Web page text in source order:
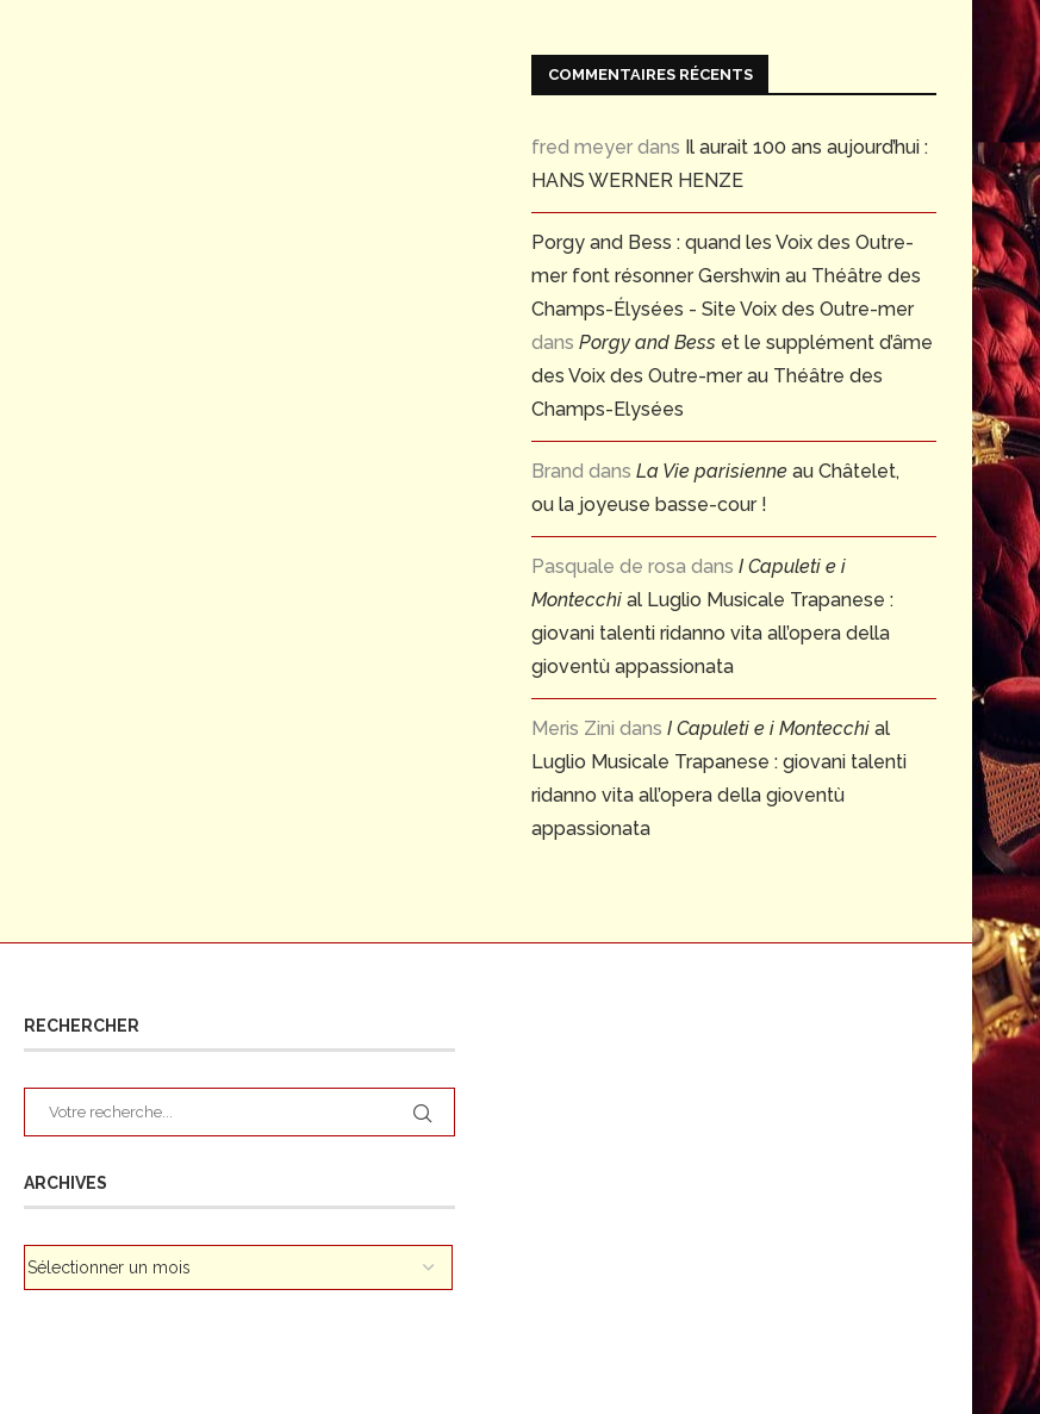
COMMENTAIRES RÉCENTS
fred meyer dans Il aurait 100 ans aujourd’hui :
HANS WERNER HENZE
Porgy and Bess : quand les Voix des Outre-
mer font résonner Gershwin au Théâtre des
Champs-Élysées - Site Voix des Outre-mer
dans Porgy and Bess et le supplément d’âme
des Voix des Outre-mer au Théâtre des
Champs-Elysées
Brand dans La Vie parisienne au Châtelet,
ou la joyeuse basse-cour !
Pasquale de rosa dans I Capuleti e i
Montecchi al Luglio Musicale Trapanese :
giovani talenti ridanno vita all’opera della
gioventù appassionata
Meris Zini dans I Capuleti e i Montecchi al
Luglio Musicale Trapanese : giovani talenti
ridanno vita all’opera della gioventù
appassionata
RECHERCHER
ARCHIVES